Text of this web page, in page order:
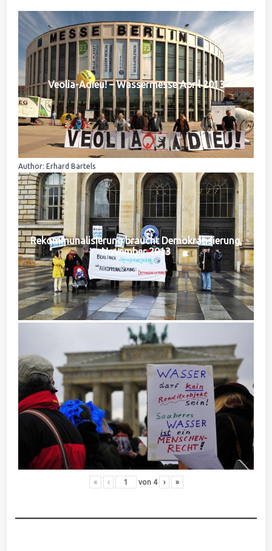
Veolia-Adieu! – Wassermesse April 2013
Author: Erhard Bartels
Rekommunalisierung braucht Demokratisierung,
November 2013
« ‹ von 4 › »